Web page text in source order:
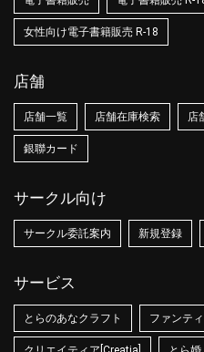
女性向け電子書籍販売 R-18
店舗
店舗一覧 店舗在庫検索 店
銀聯カード
サークル向け
サークル委託案内 新規登録
サービス
とらのあなクラフト ファンテ